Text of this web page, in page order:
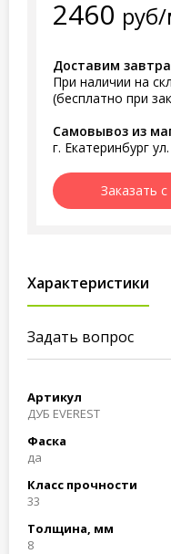
2460
Доставим
При наличии на
(бесплатно при
Самовывоз из
г. Екатеринбург
Заказать
Характеристики
Задать вопрос
Артикул
ДУБ EVEREST
Фаска
да
Класс прочности
33
Толщина, мм
8